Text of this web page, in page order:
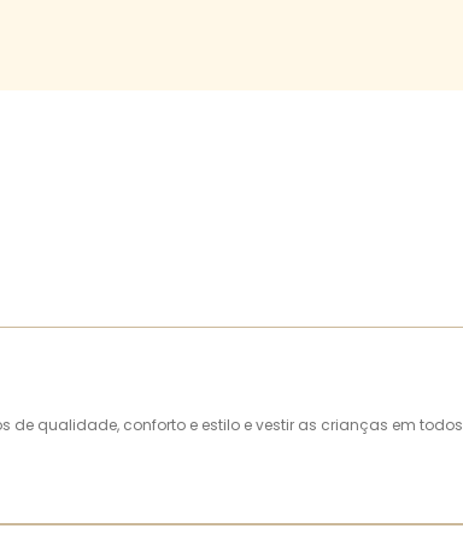
de qualidade, conforto e estilo e vestir as crianças em